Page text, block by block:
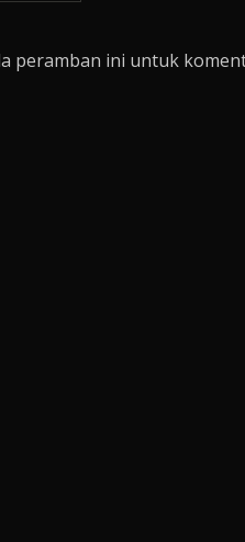
peramban ini untuk